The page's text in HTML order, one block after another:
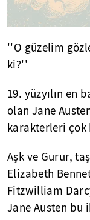
''O güzelim
ki?''
19. yüzyılın en
olan Jane
karakterleri çok
Aşk ve Gurur,
Elizabeth
Fitzwilliam
Jane Austen